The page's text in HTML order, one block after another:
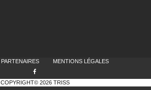
PARTENAIRES MENTIONS LÉGALES
COPYRIGHT© 2026 TRISS